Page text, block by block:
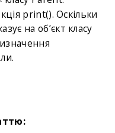
print(). Оскільки
на об’єкт класу